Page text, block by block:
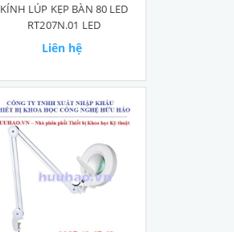
KÍNH LÚP KẸP BÀN 80 LED
RT207N.01 LED
Liên hệ